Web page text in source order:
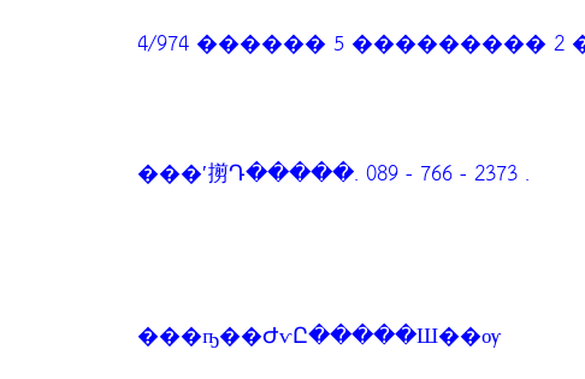
���ʹ㨵Դ�����. 089 - 766 - 2373 .
���ҧ��ԺѵԸ�����Ш��ѹ